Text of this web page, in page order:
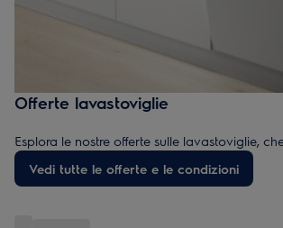
Offerte lavastoviglie
Esplora le nostre offerte sulle lavastoviglie,
potenza di lavaggio, design elegante e
qualità-prezzo. Trova i nostri modelli al miglior
Vedi tutte le offerte e le condizioni